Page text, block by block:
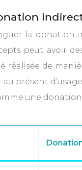
la donation
peut avoir
réalisée de
présent
une